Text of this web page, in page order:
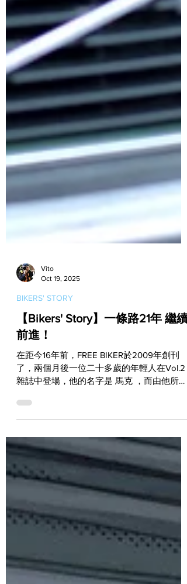
Oct 19, 2025
BIKERS' STORY
【Bikers' Story】一條路21年 繼續
前進！
在距今16年前，FREE BIKER於2009年創刊
了，兩個月後一位二十多歲的年輕人在Vol.2
愛復古改裝的人都知曉的品牌。如今馬克在這
條路上走了21年，至今卻仍秉持著當年的初
衷，他所自豪的M.I.T產品繼續在賣，來自客
戶委託的車依舊在改，至於他自己喜愛的車也
照樣在玩！ 許多人的玩車人生都是從白牌輕
檔車開始的，而對於那些從二十年前就開始玩
改裝的輕檔車玩家來說，“馬克的檔車世界”肯
定不會是一個陌生的名字。是的！這個陪伴無
數年輕世代一起長大的國產改裝品牌，就是由
本文主角 馬克 於2005年所創立。 馬克 現年
44歲，也就是說他在大學畢業後退伍翌年，
就正式以“馬克的檔車世界”這一品牌投入國內
改裝市場。2005年台灣還沒有所謂的手工改